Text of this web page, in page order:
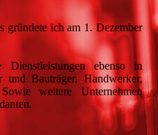
ich am 1. Dezember
Dienstleistungen ebenso in
und Bauträger, Handwerker,
weitere Unternehmen